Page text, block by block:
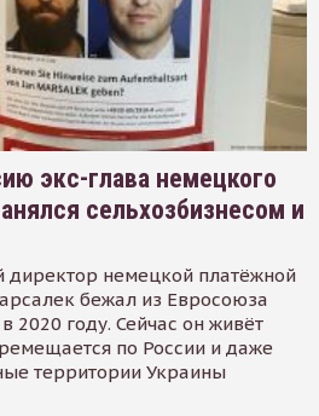
экс-глава немецкого
сельхозбизнесом и
немецкой платёжной
бежал из Евросоюза
2020 году. Сейчас он живёт
по России и даже
территории Украины